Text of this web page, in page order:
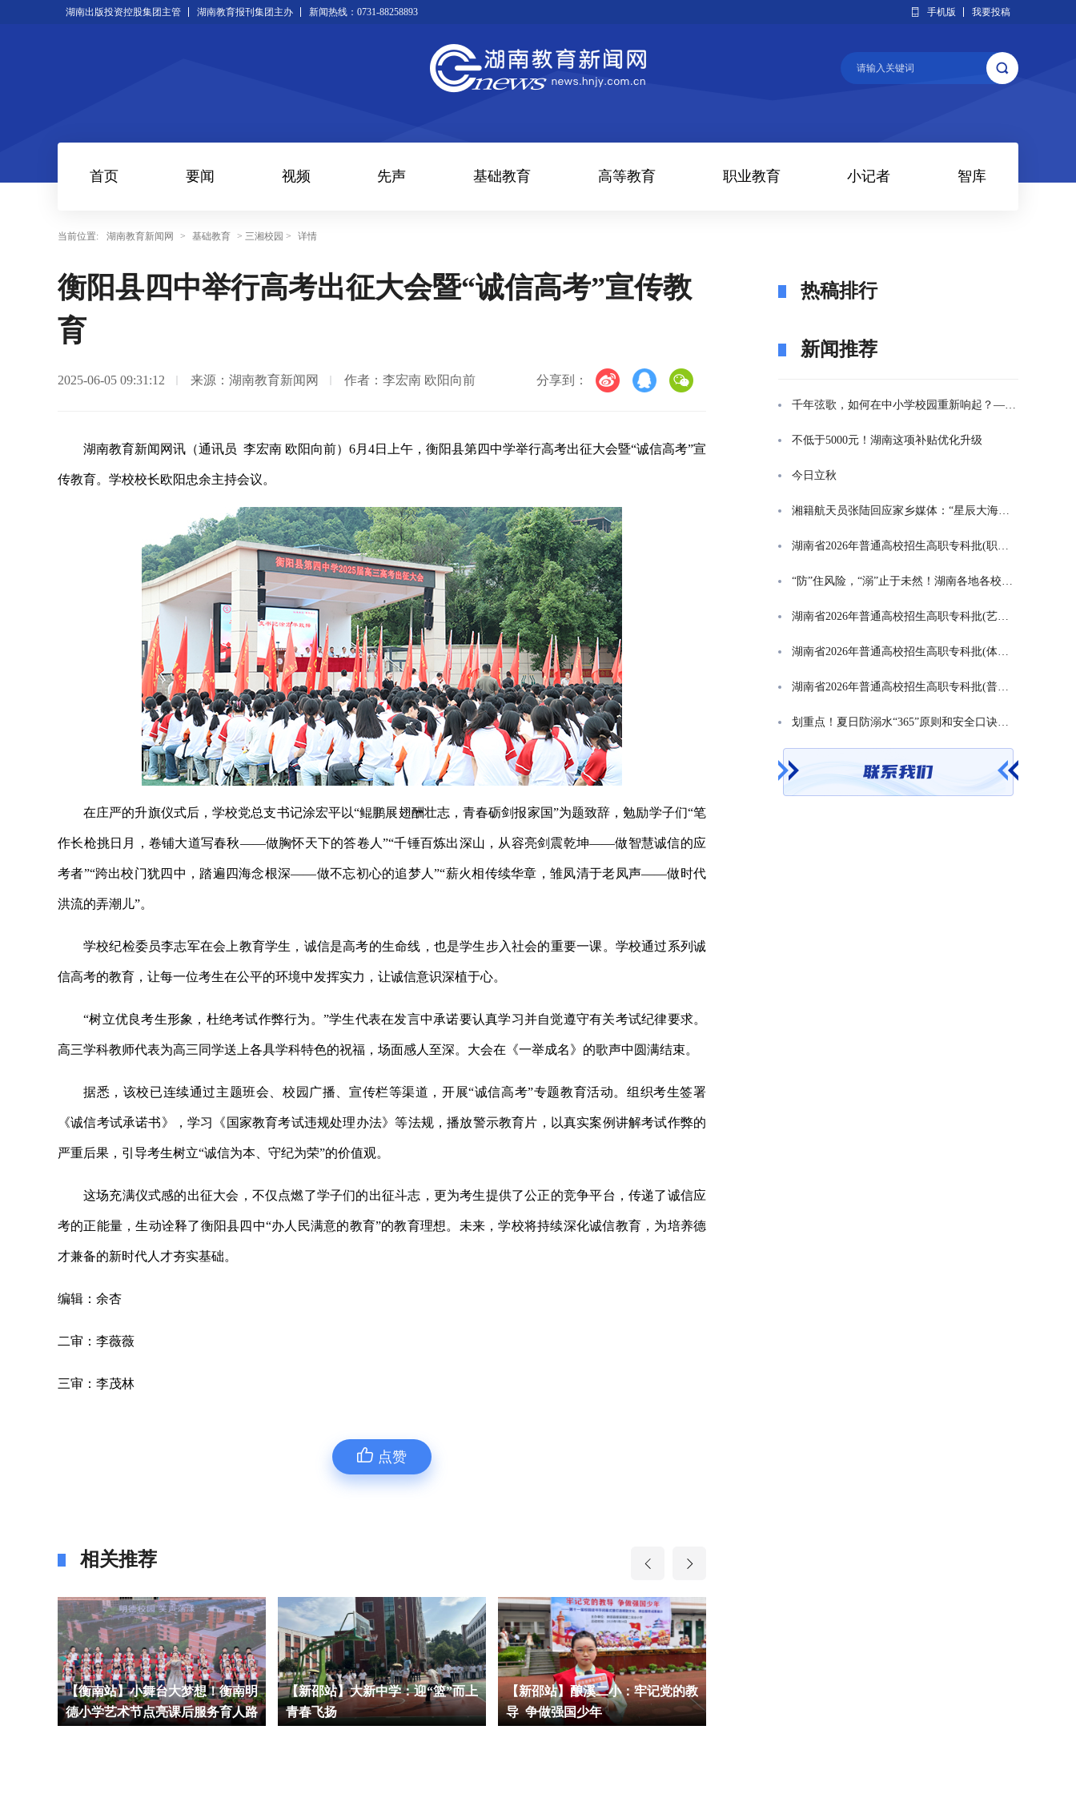
湖南出版投资控股集团主管 湖南教育报刊集团主办 新闻热线：0731-88258893 手机版 我要投稿
首页 要闻 视频 先声 基础教育 高等教育 职业教育 小记者 智库
当前位置: 湖南教育新闻网 > 基础教育 > 三湘校园 > 详情
衡阳县四中举行高考出征大会暨“诚信高考”宣传教
育
2025-06-05 09:31:12 来源：湖南教育新闻网 作者：李宏南 欧阳向前 分享到：
湖南教育新闻网讯（通讯员 李宏南 欧阳向前）6月4日上午，衡阳县第四中学举行高考出征大会暨“诚信高考”宣
传教育。学校校长欧阳忠余主持会议。
在庄严的升旗仪式后，学校党总支书记涂宏平以“鲲鹏展翅酬壮志，青春砺剑报家国”为题致辞，勉励学子们“笔
作长枪挑日月，卷铺大道写春秋——做胸怀天下的答卷人”“千锤百炼出深山，从容亮剑震乾坤——做智慧诚信的应
考者”“跨出校门犹四中，踏遍四海念根深——做不忘初心的追梦人”“薪火相传续华章，雏凤清于老凤声——做时代
洪流的弄潮儿”。
学校纪检委员李志军在会上教育学生，诚信是高考的生命线，也是学生步入社会的重要一课。学校通过系列诚
信高考的教育，让每一位考生在公平的环境中发挥实力，让诚信意识深植于心。
“树立优良考生形象，杜绝考试作弊行为。”学生代表在发言中承诺要认真学习并自觉遵守有关考试纪律要求。
高三学科教师代表为高三同学送上各具学科特色的祝福，场面感人至深。大会在《一举成名》的歌声中圆满结束。
据悉，该校已连续通过主题班会、校园广播、宣传栏等渠道，开展“诚信高考”专题教育活动。组织考生签署
《诚信考试承诺书》，学习《国家教育考试违规处理办法》等法规，播放警示教育片，以真实案例讲解考试作弊的
严重后果，引导考生树立“诚信为本、守纪为荣”的价值观。
这场充满仪式感的出征大会，不仅点燃了学子们的出征斗志，更为考生提供了公正的竞争平台，传递了诚信应
考的正能量，生动诠释了衡阳县四中“办人民满意的教育”的教育理想。未来，学校将持续深化诚信教育，为培养德
才兼备的新时代人才夯实基础。
编辑：余杏
二审：李薇薇
三审：李茂林
点赞
相关推荐
【衡南站】小舞台大梦想！衡南明
德小学艺术节点亮课后服务育人路
【新邵站】大新中学：迎“篮”而上
青春飞扬
【新邵站】酿溪二小：牢记党的教
导 争做强国少年
热稿排行
新闻推荐
千年弦歌，如何在中小学校园重新响起？——湖南首届中小学书院制建设研讨会观察
不低于5000元！湖南这项补贴优化升级
今日立秋
湘籍航天员张陆回应家乡媒体：“星辰大海是一群人的长征”
湖南省2026年普通高校招生高职专科批(职高对口类)第一次投档分数线
“防”住风险，“溺”止于未然！湖南各地各校打响防溺水“保卫战”
湖南省2026年普通高校招生高职专科批(艺术类)第一次投档分数线
湖南省2026年普通高校招生高职专科批(体育类)第一次投档分数线
湖南省2026年普通高校招生高职专科批(普通类)第一次投档分数线
划重点！夏日防溺水“365”原则和安全口诀一起学